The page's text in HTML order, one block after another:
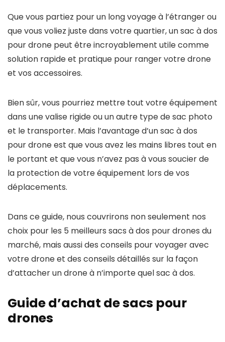
Que vous partiez pour un long voyage à l’étranger ou
que vous voliez juste dans votre quartier, un sac à dos
pour drone peut être incroyablement utile comme
solution rapide et pratique pour ranger votre drone
et vos accessoires.
Bien sûr, vous pourriez mettre tout votre équipement
dans une valise rigide ou un autre type de sac photo
et le transporter. Mais l’avantage d’un sac à dos
pour drone est que vous avez les mains libres tout en
le portant et que vous n’avez pas à vous soucier de
la protection de votre équipement lors de vos
déplacements.
Dans ce guide, nous couvrirons non seulement nos
choix pour les 5 meilleurs sacs à dos pour drones du
marché, mais aussi des conseils pour voyager avec
votre drone et des conseils détaillés sur la façon
d’attacher un drone à n’importe quel sac à dos.
Guide d’achat de sacs pour
drones